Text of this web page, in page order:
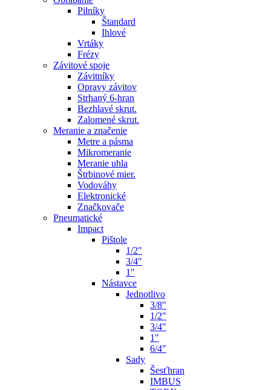
Pilníky
Štandard
Ihlové
Vrtáky
Frézy
Závitové spoje
Závitníky
Opravy závitov
Strhaný 6-hran
Bezhlavé skrut.
Zalomené skrut.
Meranie a značenie
Metre a pásma
Mikromeranie
Meranie uhla
Štrbinové mier.
Vodováhy
Elektronické
Značkovače
Pneumatické
Impact
Pištole
1/2"
3/4"
1"
Nástavce
Jednotlivo
3/8"
1/2"
3/4"
1"
6/4"
Sady
Šesťhran
IMBUS